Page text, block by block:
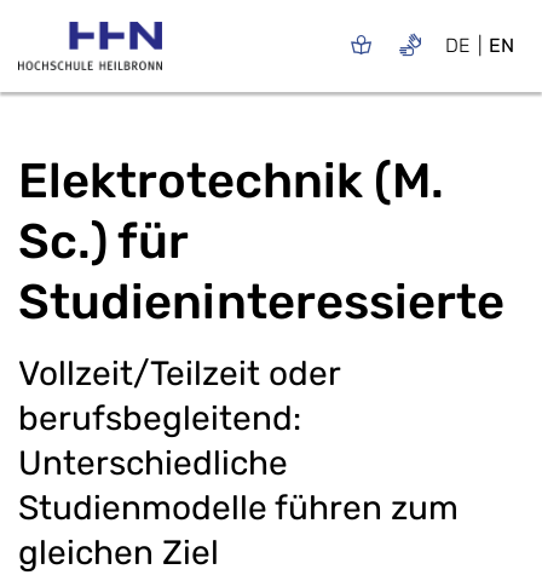
DE EN
Elektrotechnik (M.
Sc.) für
Studieninteressierte
Vollzeit/Teilzeit oder
berufsbegleitend:
Unterschiedliche
Studienmodelle führen zum
gleichen Ziel